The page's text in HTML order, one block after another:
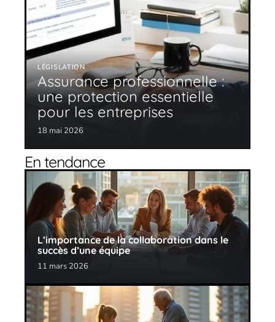
LÉGISLATION
Assurance professionnelle :
une protection essentielle
pour les entreprises
18 mai 2026
En tendance
L’importance de la collaboration dans le
succès d’une équipe
11 mars 2026